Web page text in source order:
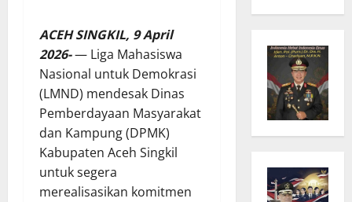
ACEH SINGKIL, 9 April
2026-— Liga Mahasiswa
Nasional untuk Demokrasi
(LMND) mendesak Dinas
Pemberdayaan Masyarakat
dan Kampung (DPMK)
Kabupaten Aceh Singkil
untuk segera
merealisasikan komitmen